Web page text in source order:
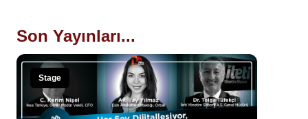
Son Yayınları...
Stage